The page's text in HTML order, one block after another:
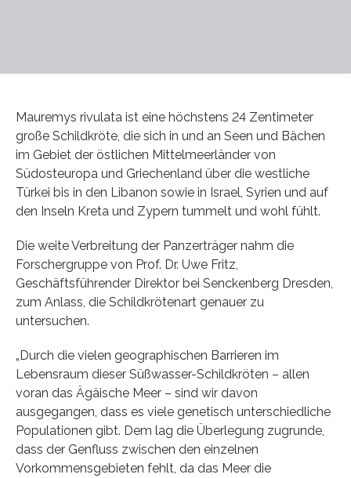
Mauremys rivulata ist eine höchstens 24 Zentimeter
große Schildkröte, die sich in und an Seen und Bächen
im Gebiet der östlichen Mittelmeerländer von
Südosteuropa und Griechenland über die westliche
Türkei bis in den Libanon sowie in Israel, Syrien und auf
den Inseln Kreta und Zypern tummelt und wohl fühlt.
Die weite Verbreitung der Panzerträger nahm die
Forschergruppe von Prof. Dr. Uwe Fritz,
Geschäftsführender Direktor bei Senckenberg Dresden,
zum Anlass, die Schildkrötenart genauer zu
untersuchen.
„Durch die vielen geographischen Barrieren im
Lebensraum dieser Süßwasser-Schildkröten – allen
voran das Ägäische Meer – sind wir davon
ausgegangen, dass es viele genetisch unterschiedliche
Populationen gibt. Dem lag die Überlegung zugrunde,
dass der Genfluss zwischen den einzelnen
Vorkommensgebieten fehlt, da das Meer die